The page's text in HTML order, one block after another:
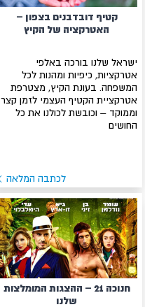
קטיף דובדבנים בצפון –
האטרקציה של הקיץ
ישראל שלנו בורכה באלפי
אטרקציות, כיפיות ומהנות לכל
המשפחה. בעונת הקיץ, מצטרפת
אטרקציית הקטיף העצמי לזמן קצר
וממוקד – וכובשת לכולנו את כל
החושים
לכתבה המלאה
חנוכה 21 – ההצגות המומלצות
שלנו